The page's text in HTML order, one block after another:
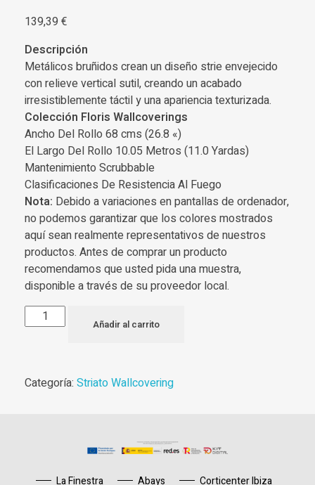
139,39 €
Descripción
Metálicos bruñidos crean un diseño strie envejecido
con relieve vertical sutil, creando un acabado
irresistiblemente táctil y una apariencia texturizada.
Colección Floris Wallcoverings
Ancho Del Rollo 68 cms (26.8 «)
El Largo Del Rollo 10.05 Metros (11.0 Yardas)
Mantenimiento Scrubbable
Clasificaciones De Resistencia Al Fuego
Nota: Debido a variaciones en pantallas de ordenador,
no podemos garantizar que los colores mostrados
aquí sean realmente representativos de nuestros
productos. Antes de comprar un producto
recomendamos que usted pida una muestra,
disponible a través de su proveedor local.
Añadir al carrito
Categoría: Striato Wallcovering
La Finestra Abays Corticenter Ibiza